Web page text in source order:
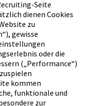
Seite
dienen Cookies
zu
gewisse
oder die
(„Performance“)
kommen
funktionale und
zur